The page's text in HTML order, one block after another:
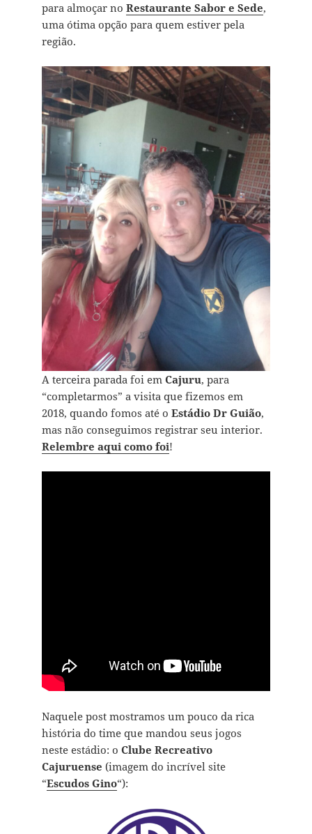
para almoçar no Restaurante Sabor e Sede,
uma ótima opção para quem estiver pela
região.
A terceira parada foi em Cajuru, para
“completarmos” a visita que fizemos em
2018, quando fomos até o Estádio Dr Guião,
mas não conseguimos registrar seu interior.
Relembre aqui como foi!
Naquele post mostramos um pouco da rica
história do time que mandou seus jogos
neste estádio: o Clube Recreativo
Cajuruense (imagem do incrível site
“Escudos Gino“):